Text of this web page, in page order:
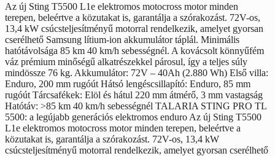
Az új Sting T5500 L1e elektromos motocross motor minden
terepen, beleértve a közutakat is, garantálja a szórakozást. 72V-os,
13,4 kW csúcsteljesítményű motorral rendelkezik, amelyet gyorsan
cserélhető Samsung lítium-ion akkumulátor táplál. Minimális
hatótávolsága 85 km 40 km/h sebességnél. A kovácsolt könnyűfém
váz prémium minőségű alkatrészekkel párosul, így a teljes súly
mindössze 76 kg. Akkumulátor: 72V – 40Ah (2.880 Wh) Első villa:
Enduro, 200 mm rugóút Hátsó lengéscsillapító: Enduro, 85 mm
rugóút Tárcsafékek: Elöl és hátul 220 mm átmérő, 3 mm vastagság
Hatótáv: >85 km 40 km/h sebességnél TALARIA STING PRO TL
5500: a legújabb generációs elektromos enduro Az új Sting T5500
L1e elektromos motocross motor minden terepen, beleértve a
közutakat is, garantálja a szórakozást. 72V-os, 13,4 kW
csúcsteljesítményű motorral rendelkezik, amelyet gyorsan cserélhető